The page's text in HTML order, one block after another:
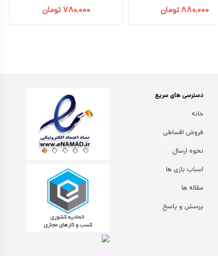
۷۸۰,۰۰۰ تومان ۸۸۰,۰۰۰ تومان
دسترسی های سریع
خانه
فروش اقساطی
نحوه ارسال
اسباب بازی ها
مقاله ها
پرسش و پاسخ